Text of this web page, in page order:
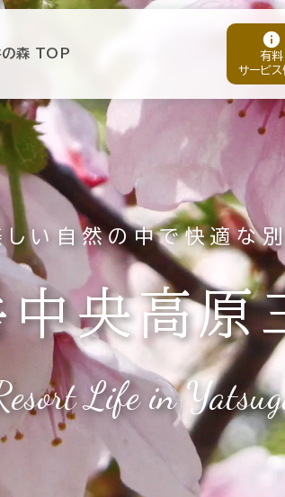
の森 TOP
info
有料
サービス
しい自然の中で快適な
中央高原
Life in